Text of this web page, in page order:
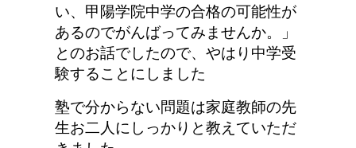
い、甲陽学院中学の合格の可能性が
あるのでがんばってみませんか。」
とのお話でしたので、やはり中学受
験することにしました
塾で分からない問題は家庭教師の先
生お二人にしっかりと教えていただ